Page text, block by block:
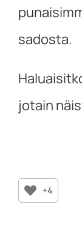
sadosta.
jotain
+4